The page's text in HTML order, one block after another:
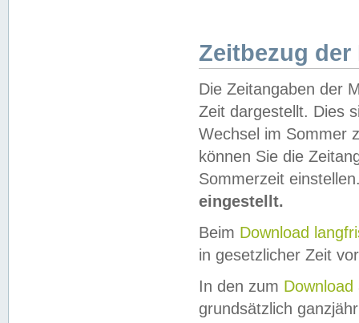
Zeitbezug der
Die Zeitangaben der
Zeit dargestellt. Dies
Wechsel im Sommer
können Sie die
Sommerzeit
eingestellt.
Beim Download
in gesetzlicher Zeit
In den zum Download
grundsätzlich